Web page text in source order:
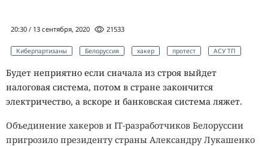
20:30 / 13 сентября, 2020 21533
Киберпартизаны Белоруссия хакер протест АСУ ТП
Будет неприятно если сначала из строя выйдет
налоговая система, потом в стране закончится
электричество, а вскоре и банковская система ляжет.
Объединение хакеров и IT-разработчиков Белоруссии
пригрозило президенту страны Александру Лукашенко